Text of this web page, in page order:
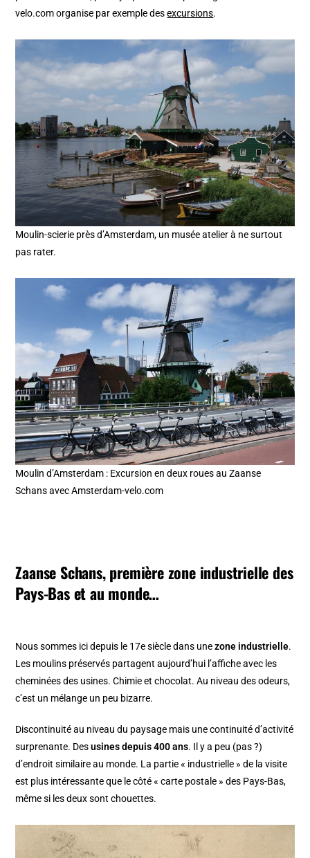
velo.com organise par exemple desexcursions.
Moulin-scierie près d’Amsterdam, un musée atelier à ne surtout
pas rater.
Moulin d’Amsterdam : Excursion en deux roues au Zaanse
Schans avec Amsterdam-velo.com
Zaanse Schans, première zone industrielle des
Pays-Bas et au monde…
Nous sommes ici depuis le 17e siècle dans unezone industrielle.
Les moulins préservés partagent aujourd’hui l’affiche avec les
cheminées des usines. Chimie et chocolat. Au niveau des odeurs,
c’est un mélange un peu bizarre.
Discontinuité au niveau du paysage mais une continuité d’activité
surprenante. Desusines depuis 400 ans. Il y a peu (pas ?)
d’endroit similaire au monde. La partie « industrielle » de la visite
est plus intéressante que le côté « carte postale » des Pays-Bas,
même si les deux sont chouettes.